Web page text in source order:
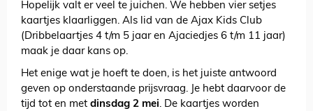
Hopelijk valt er veel te juichen. We hebben vier setjes
kaartjes klaarliggen. Als lid van de Ajax Kids Club
(Dribbelaartjes 4 t/m 5 jaar en Ajaciedjes 6 t/m 11 jaar)
maak je daar kans op.
Het enige wat je hoeft te doen, is het juiste antwoord
geven op onderstaande prijsvraag. Je hebt daarvoor de
tijd tot en met dinsdag 2 mei. De kaartjes worden